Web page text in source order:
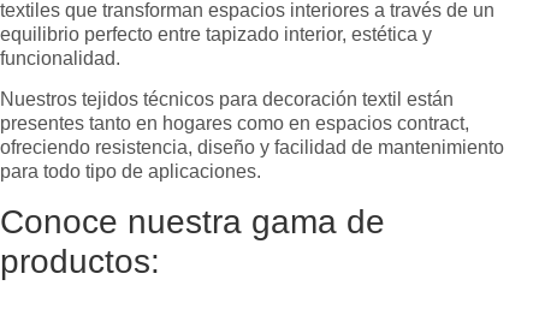
textiles que transforman espacios interiores a través de un
equilibrio perfecto entre tapizado interior, estética y
funcionalidad.
Nuestros tejidos técnicos para decoración textil están
presentes tanto en hogares como en espacios contract,
ofreciendo resistencia, diseño y facilidad de mantenimiento
para todo tipo de aplicaciones.
Conoce nuestra gama de
productos: